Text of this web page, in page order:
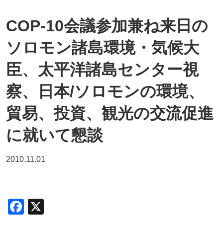
COP-10会議参加兼ね来日の
ソロモン諸島環境・気候大
臣、太平洋諸島センター視
察、日本/ソロモンの環境、
貿易、投資、観光の交流促進
に就いて懇談
2010.11.01
F